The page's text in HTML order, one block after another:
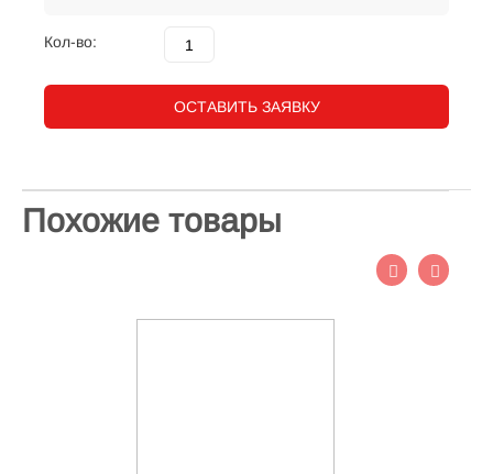
Кол-во:
ОСТАВИТЬ ЗАЯВКУ
Похожие товары